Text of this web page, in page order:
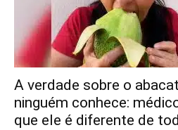
A verdade sobre o
ninguém conhece:
que ele é diferente de